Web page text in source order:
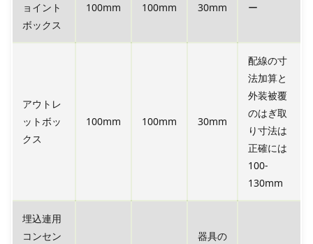
ョイント
ボックス
100mm 100mm 30mm ー
アウトレ
ットボッ
クス
100mm 100mm 30mm
配線の寸
法加算と
外装被覆
のはぎ取
り寸法は
正確には
100-
130mm
埋込連用
コンセン
器具の